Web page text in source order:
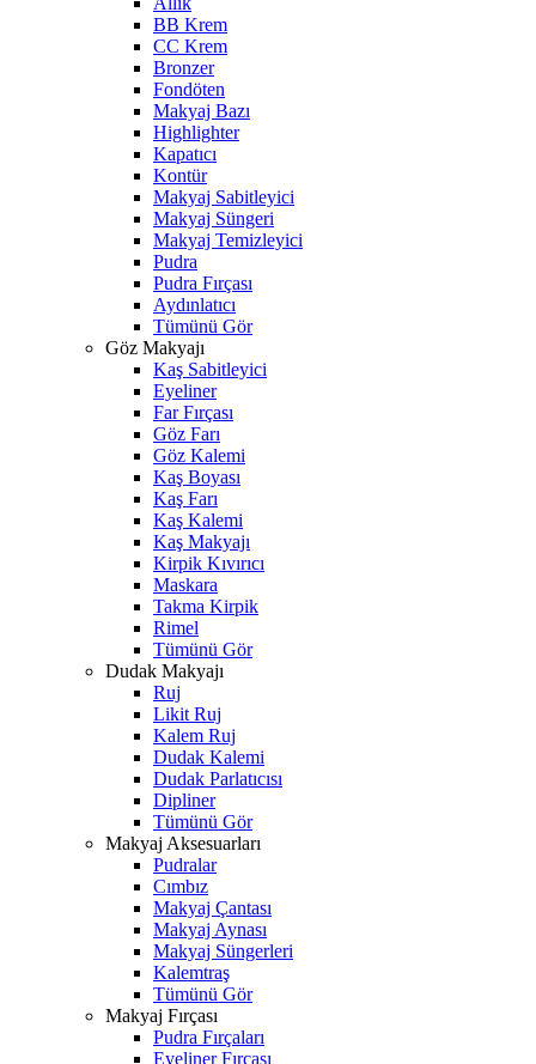
BB Krem
CC Krem
Bronzer
Fondöten
Makyaj Bazı
Highlighter
Kapatıcı
Kontür
Makyaj Sabitleyici
Makyaj Süngeri
Makyaj Temizleyici
Pudra
Pudra Fırçası
Aydınlatıcı
Tümünü Gör
Göz Makyajı
Kaş Sabitleyici
Eyeliner
Far Fırçası
Göz Farı
Göz Kalemi
Kaş Boyası
Kaş Farı
Kaş Kalemi
Kaş Makyajı
Kirpik Kıvırıcı
Maskara
Takma Kirpik
Rimel
Tümünü Gör
Dudak Makyajı
Ruj
Likit Ruj
Kalem Ruj
Dudak Kalemi
Dudak Parlatıcısı
Dipliner
Tümünü Gör
Makyaj Aksesuarları
Pudralar
Cımbız
Makyaj Çantası
Makyaj Aynası
Makyaj Süngerleri
Kalemtraş
Tümünü Gör
Makyaj Fırçası
Pudra Fırçaları
Eyeliner Fırçası